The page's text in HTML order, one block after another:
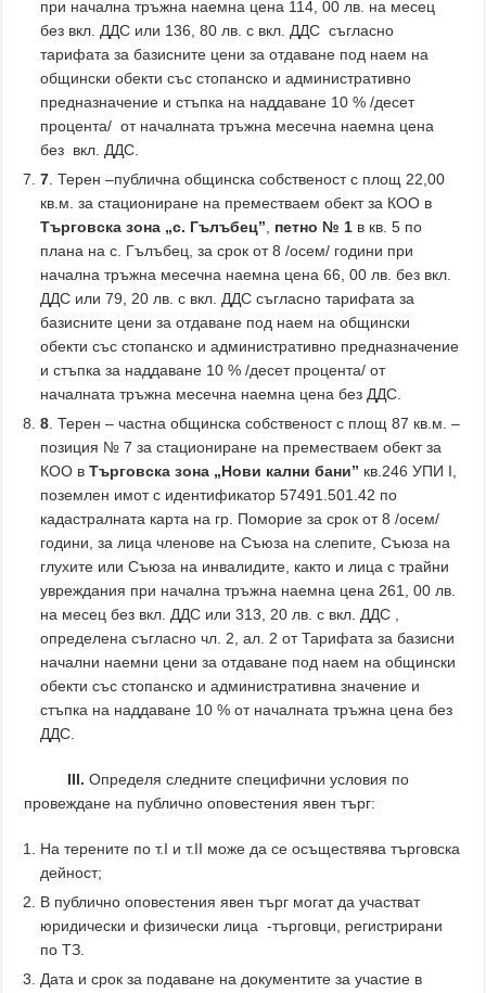
при начална тръжна наемна цена 114, 00 лв. на месец
без вкл. ДДС или 136, 80 лв. с вкл. ДДС съгласно
тарифата за базисните цени за отдаване под наем на
общински обекти със стопанско и административно
предназначение и стъпка на наддаване 10 % /десет
процента/ от началната тръжна месечна наемна цена
без вкл. ДДС.
7 . Терен –публична общинска собственост с площ 22,00
кв.м. за стациониране на преместваем обект за КОО в
Търговска зона „с. Гълъбец”
петно № 1 в кв. 5 по
плана на с. Гълъбец, за срок от 8 /осем/ години при
начална тръжна месечна наемна цена 66, 00 лв. без вкл.
ДДС или 79, 20 лв. с вкл. ДДС съгласно тарифата за
базисните цени за отдаване под наем на общински
обекти със стопанско и административно предназначение
и стъпка за наддаване 10 % /десет процента/ от
началната тръжна месечна наемна цена без ДДС.
8 . Терен – частна общинска собственост с площ 87 кв.м. –
позиция № 7 за стациониране на преместваем обект за
КОО вТърговска зона „Нови кални бани” кв.246 УПИ І,
поземлен имот с идентификатор 57491.501.42 по
кадастралната карта на гр. Поморие за срок от 8 /осем/
години, за лица членове на Съюза на слепите, Съюза на
глухите или Съюза на инвалидите, както и лица с трайни
увреждания при начална тръжна наемна цена 261, 00 лв.
на месец без вкл. ДДС или 313, 20 лв. с вкл. ДДС ,
определена съгласно чл. 2, ал. 2 от Тарифата за базисни
начални наемни цени за отдаване под наем на общински
обекти със стопанско и административна значение и
стъпка на наддаване 10 % от началната тръжна цена без
ДДС.
IІІ. Определя следните специфични условия по
провеждане на публично оповестения явен търг:
На терените по т.І и т.II може да се осъществява търговска
дейност;
В публично оповестения явен търг могат да участват
юридически и физически лица -търговци, регистрирани
по ТЗ.
Дата и срок за подаване на документите за участие в